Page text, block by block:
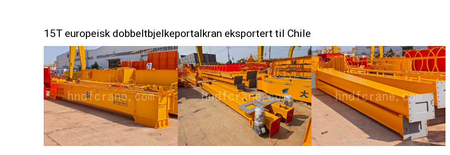
15T europeisk dobbeltbjelkeportalkran eksportert til Chile